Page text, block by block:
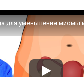
для уменьшения миомы